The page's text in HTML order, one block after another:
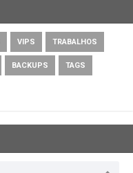
VIPS TRABALHOS
BACKUPS TAGS